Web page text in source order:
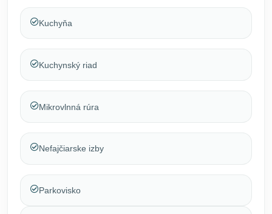
Kuchyňa
Kuchynský riad
Mikrovlnná rúra
Nefajčiarske izby
Parkovisko